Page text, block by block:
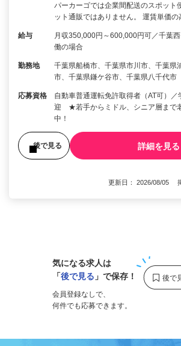
パーカーゴでは企業間配送のスポット
ット通販ではありません。 運賃単価の
給与
月収350,000円～600,000円可／千葉
働の場合
勤務地
千葉県船橋市、千葉県市川市、千葉県
市、千葉県鎌ケ谷市、千葉県八千代
応募資格
自動車普通運転免許取得者（AT可）／
迎 ★若手からミドル、シニア層まで
中！
後で見る 詳細を見る
更新日： 2026/08/05
気になる求人は
「後で見る 」で保存！
会員登録なしで、
何件でも応募できます。